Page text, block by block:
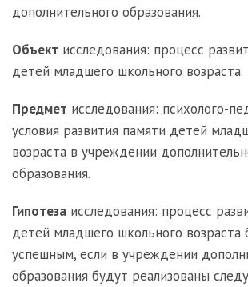
дополнительного образования.
Объект исследования: процесс
детей младшего школьного возраста.
Предмет исследования: психолого-
условия развития памяти детей
возраста в учреждении
образования.
Гипотеза исследования: процесс
детей младшего школьного возраста
успешным, если в учреждении
образования будут реализованы